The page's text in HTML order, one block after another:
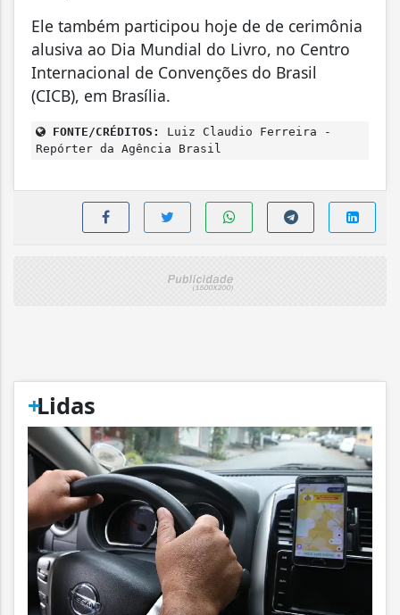
Ele também participou hoje de de cerimônia
alusiva ao Dia Mundial do Livro, no Centro
Internacional de Convenções do Brasil
(CICB), em Brasília.
FONTE/CRÉDITOS:
Luiz Claudio Ferreira -
Repórter da Agência Brasil
+
Lidas